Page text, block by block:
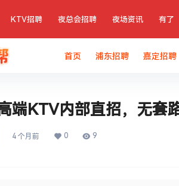
KTV招聘 夜总会招聘 夜场资讯 有了
首页 浦东招聘 嘉定招聘
端KTV内部直招，无套
4 个月前 0 9